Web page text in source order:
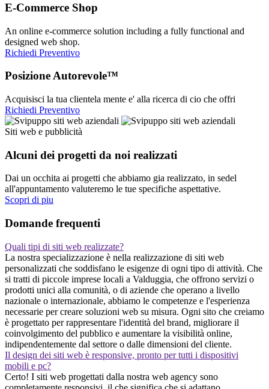
E-Commerce Shop
An online e-commerce solution including a fully functional and
designed web shop.
Richiedi Preventivo
Posizione Autorevole™
Acquisisci la tua clientela mente e' alla ricerca di cio che offri
Richiedi Preventivo
Siti web e pubblicità
Alcuni dei progetti da noi realizzati
Dai un occhita ai progetti che abbiamo gia realizzato, in sedel
all'appuntamento valuteremo le tue specifiche aspettative.
Scopri di piu
Domande frequenti
Quali tipi di siti web realizzate?
La nostra specializzazione è nella realizzazione di siti web
personalizzati che soddisfano le esigenze di ogni tipo di attività. Che
si tratti di piccole imprese locali a Valduggia, che offrono servizi o
prodotti unici alla comunità, o di aziende che operano a livello
nazionale o internazionale, abbiamo le competenze e l'esperienza
necessarie per creare soluzioni web su misura. Ogni sito che creiamo
è progettato per rappresentare l'identità del brand, migliorare il
coinvolgimento del pubblico e aumentare la visibilità online,
indipendentemente dal settore o dalle dimensioni del cliente.
Il design dei siti web è responsive, pronto per tutti i dispositivi
mobili e pc?
Certo! I siti web progettati dalla nostra web agency sono